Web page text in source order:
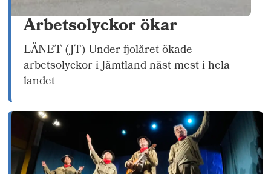
Arbetsolyckor ökar
LÄNET (JT) Under fjolåret ökade
arbetsolyckor i Jämtland näst mest i hela
landet